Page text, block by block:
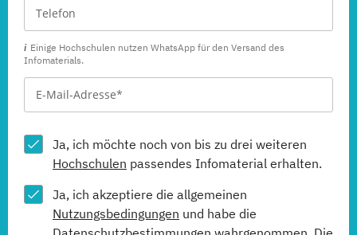
Einige Hochschulen nutzen WhatsApp für den Versand des
Infomaterials.
Ja, ich möchte noch von bis zu drei weiteren
Hochschulen passendes Infomaterial erhalten.
Ja, ich akzeptiere die allgemeinen
Nutzungsbedingungen und habe die